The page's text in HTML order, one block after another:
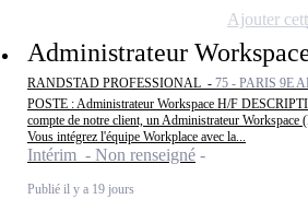
Administrateur
RANDSTAD PROFESSIONAL - 75 - PARIS 9E
POSTE : Administrateur Workspace H/F
compte de notre client, un Administrateur Workspace
Vous intégrez l'équipe Workplace avec la...
Intérim - Non renseigné
Publié il y a 19 jours
Ajouter